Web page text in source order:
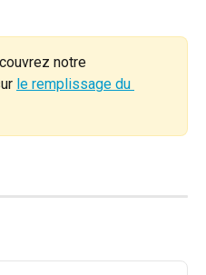
notre
le remplissage du